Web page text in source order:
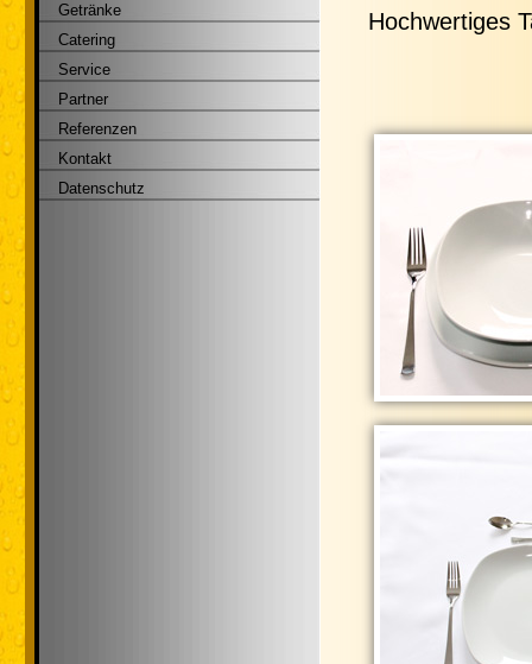
Getränke
Catering
Service
Partner
Referenzen
Kontakt
Datenschutz
Hochwertiges